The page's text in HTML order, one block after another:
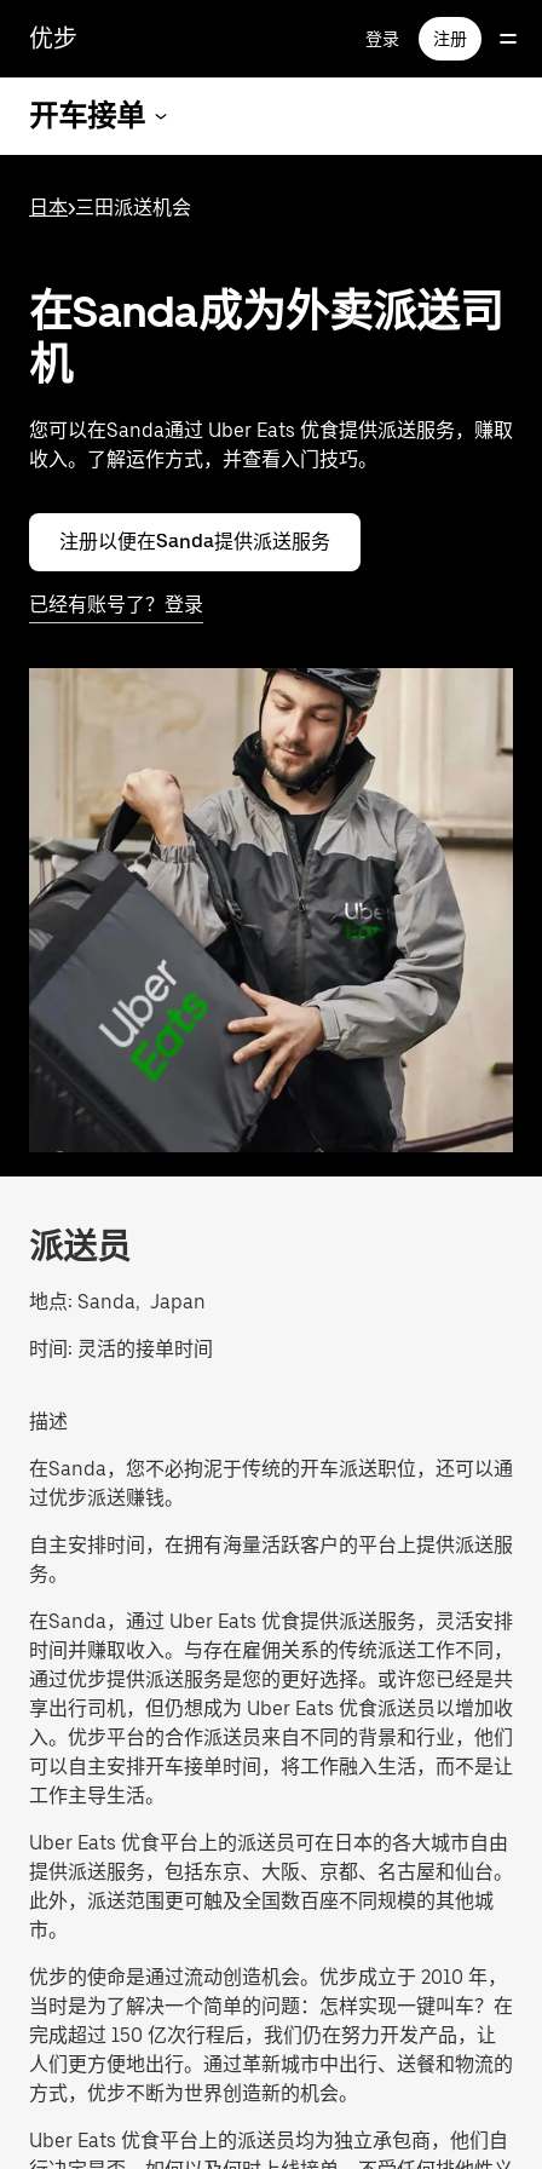
容
优步 登录 注册
开车接单
日本>三田派送机会
在Sanda成为外卖派送司
机
您可以在Sanda通过 Uber Eats 优食提供派送服务，赚取
收入。了解运作方式，并查看入门技巧。
注册以便在Sanda提供派送服务
已经有账号了？登录
派送员
地点: Sanda, Japan
时间: 灵活的接单时间
描述
在Sanda，您不必拘泥于传统的开车派送职位，还可以通
过优步派送赚钱。
自主安排时间，在拥有海量活跃客户的平台上提供派送服
务。
在Sanda，通过 Uber Eats 优食提供派送服务，灵活安排
时间并赚取收入。与存在雇佣关系的传统派送工作不同，
通过优步提供派送服务是您的更好选择。或许您已经是共
享出行司机，但仍想成为 Uber Eats 优食派送员以增加收
入。优步平台的合作派送员来自不同的背景和行业，他们
可以自主安排开车接单时间，将工作融入生活，而不是让
工作主导生活。
Uber Eats 优食平台上的派送员可在日本的各大城市自由
提供派送服务，包括东京、大阪、京都、名古屋和仙台。
此外，派送范围更可触及全国数百座不同规模的其他城
市。
优步的使命是通过流动创造机会。优步成立于 2010 年，
当时是为了解决一个简单的问题：怎样实现一键叫车？在
完成超过 150 亿次行程后，我们仍在努力开发产品，让
人们更方便地出行。通过革新城市中出行、送餐和物流的
方式，优步不断为世界创造新的机会。
Uber Eats 优食平台上的派送员均为独立承包商，他们自